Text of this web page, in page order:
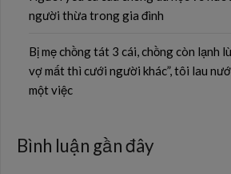
người thừa trong gia đình
Bị mẹ chồng tát 3 cái, chồng còn lạnh
vợ mất thì cưới người khác”, tôi lau
một việc
Bình luận gần đây